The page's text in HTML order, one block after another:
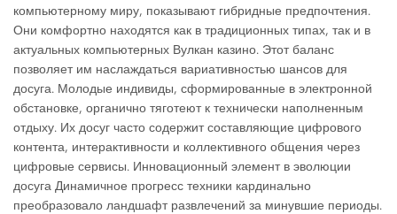
компьютерному миру, показывают гибридные предпочтения.
Они комфортно находятся как в традиционных типах, так и в
актуальных компьютерных Вулкан казино. Этот баланс
позволяет им наслаждаться вариативностью шансов для
досуга. Молодые индивиды, сформированные в электронной
обстановке, органично тяготеют к технически наполненным
отдыху. Их досуг часто содержит составляющие цифрового
контента, интерактивности и коллективного общения через
цифровые сервисы. Инновационный элемент в эволюции
досуга Динамичное прогресс техники кардинально
преобразовало ландшафт развлечений за минувшие периоды.